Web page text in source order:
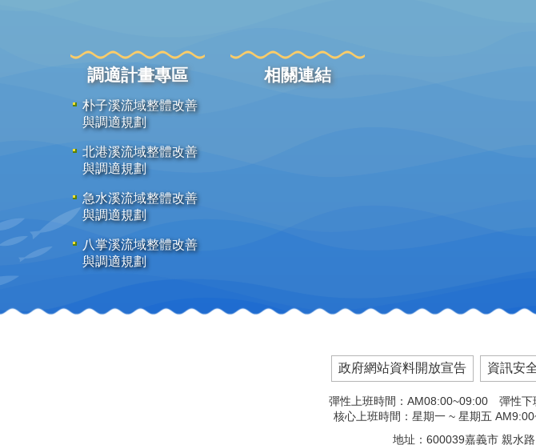
調適計畫專區
朴子溪流域整體改善
與調適規劃
北港溪流域整體改善
與調適規劃
急水溪流域整體改善
與調適規劃
八掌溪流域整體改善
與調適規劃
相關連結
政府網站資料開放宣告 資訊安
彈性上班時間：AM08:00~09:00 彈性下
核心上班時間：星期一 ~ 星期五
地址：600039嘉義市 親水